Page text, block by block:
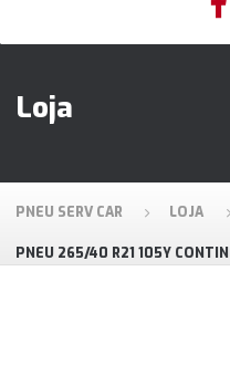
Loja
PNEU SERV CAR LOJA
PNEU 265/40 R21 105Y